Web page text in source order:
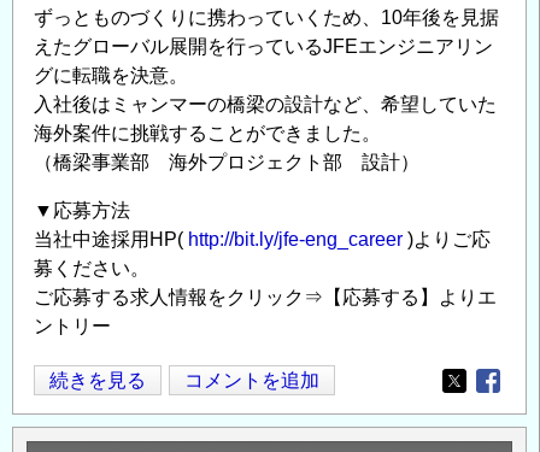
ずっとものづくりに携わっていくため、10年後を見据
えたグローバル展開を行っているJFEエンジニアリン
グに転職を決意。
入社後はミャンマーの橋梁の設計など、希望していた
海外案件に挑戦することができました。
（橋梁事業部 海外プロジェクト部 設計）
▼応募方法
当社中途採用HP( http://bit.ly/jfe-eng_career )よりご応
募ください。
ご応募する求人情報をクリック⇒【応募する】よりエ
ントリー
JFE
エ
ン
続きを見る コメントを追加
Opens in